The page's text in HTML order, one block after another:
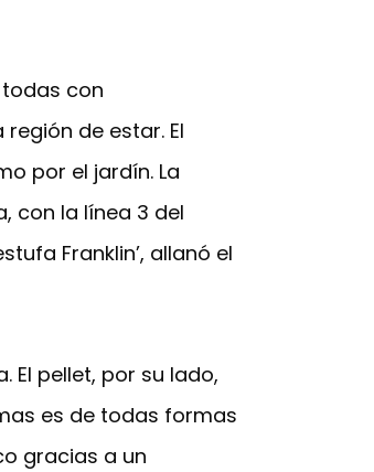
con
de estar. El
por el jardín. La
con la línea 3 del
Franklin’, allanó el
pellet, por su lado,
es de todas formas
gracias a un